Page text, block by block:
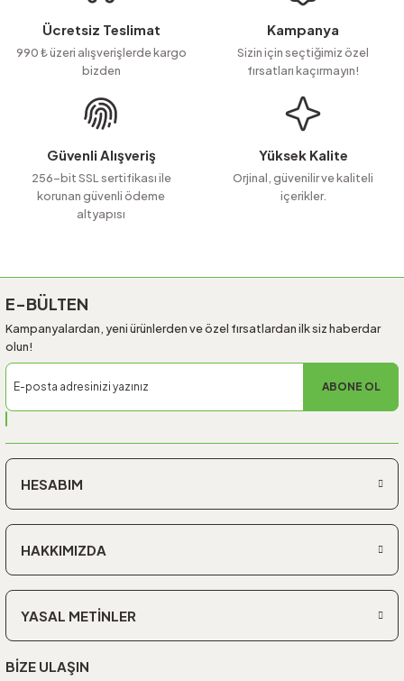
Ürün resmi kalitesiz, bozuk veya görüntülenemiyor.
Ürün açıklamasında eksik bilgiler bulunuyor.
Ürün bilgilerinde hatalar bulunuyor.
Ürün fiyatı diğer sitelerden daha pahalı.
Bu ürüne benzer farklı alternatifler olmalı.
Ücretsiz Teslimat
990 ₺ üzeri alışverişlerde kargo
bizden
Kampanya
Sizin için seçtiğimiz özel
fırsatları kaçırmayın!
Güvenli Alışveriş
256-bit SSL sertifikası ile
korunan güvenli ödeme
altyapısı
Yüksek Kalite
Orjinal, güvenilir ve kaliteli
içerikler.
E-BÜLTEN
Kampanyalardan, yeni ürünlerden ve özel fırsatlardan ilk siz haberdar
olun!
ABONE OL
HESABIM
HAKKIMIZDA
YASAL METİNLER
BİZE ULAŞIN